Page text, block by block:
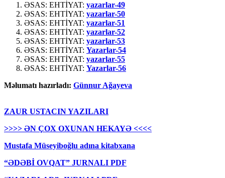
ƏSAS: EHTİYAT: yazarlar-49
ƏSAS: EHTİYAT: yazarlar-50
ƏSAS: EHTİYAT: yazarlar-51
ƏSAS: EHTİYAT: yazarlar-52
ƏSAS: EHTİYAT: yazarlar-53
ƏSAS: EHTİYAT: Yazarlar-54
ƏSAS: EHTİYAT: yazarlar-55
ƏSAS: EHTİYAT: Yazarlar-56
Məlumatı hazırladı: Günnur Ağayeva
ZAUR USTACIN YAZILARI
>>>> ƏN ÇOX OXUNAN HEKAYƏ <<<<
Mustafa Müseyiboğlu adına kitabxana
“ƏDƏBİ OVQAT” JURNALI PDF